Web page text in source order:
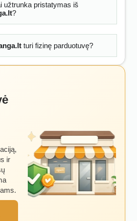
užtrunka pristatymas iš
?
turi fizinę parduotuvę?
ir